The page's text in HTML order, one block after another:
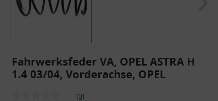
Fahrwerksfeder VA, OPEL ASTRA H
1.4 03/04, Vorderachse, OPEL
(0)